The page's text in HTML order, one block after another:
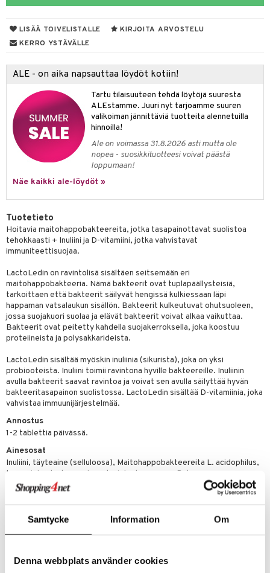
Samtycke Information Om
Denna webbplats använder cookies
LISÄÄ TOIVELISTALLE
KIRJOITA ARVOSTELU
KERRO YSTÄVÄLLE
ALE - on aika napsauttaa löydöt kotiin!
Tartu tilaisuuteen tehdä löytöjä suuresta
ALEstamme. Juuri nyt tarjoamme suuren
valikoiman jännittäviä tuotteita alennetuilla
hinnoilla!
Ale on voimassa 31.8.2026 asti mutta ole
nopea - suosikkituotteesi voivat päästä
loppumaan!
Näe kaikki ale-löydöt »
Tuotetieto
Hoitavia maitohappobakteereita, jotka tasapainottavat suolistoa
tehokkaasti + Inuliini ja D-vitamiini, jotka vahvistavat
immuniteettisuojaa.
LactoLedin on ravintolisä sisältäen seitsemään eri
maitohappobakteeria. Nämä bakteerit ovat tuplapäällysteisiä,
tarkoittaen että bakteerit säilyvät hengissä kulkiessaan läpi
happaman vatsalaukun sisällön. Bakteerit kulkeutuvat ohutsuoleen,
jossa suojakuori suolaa ja elävät bakteerit voivat alkaa vaikuttaa.
Bakteerit ovat peitetty kahdella suojakerroksella, joka koostuu
proteiineista ja polysakkarideista.
LactoLedin sisältää myöskin inuliinia (sikurista), joka on yksi
probiooteista. Inuliini toimii ravintona hyville bakteereille. Inuliinin
avulla bakteerit saavat ravintoa ja voivat sen avulla säilyttää hyvän
bakteeritasapainon suolistossa. LactoLedin sisältää D-vitamiinia, joka
vahvistaa immuunijärjestelmää.
Annostus
1-2 tablettia päivässä.
Ainesosat
Inuliini, täyteaine (selluloosa), Maitohappobakteereita L. acidophilus,
L.casei, L. plantarum, L.reuteri, L. rhamnosus, B. longum,
S.thermophilus.(maltodekstriini), paakkuuntumisenestoaine
(piidioksidi), pintakäsittelyaine (magnesiumsuolot rasvahapoista),
1-2 tablettia LactoLedinia sisältää
Maitohappobakteereja
D-vitamiinia
2-4 µg
kuorinta
alentavat
rasvahapot
vahvistavat
helpottava
nenä & kurkku
K
energiaa
& vastauksia